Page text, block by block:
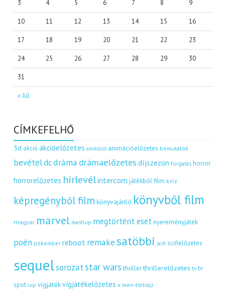
« Júl
3 4 5 6 7 8 9
10 11 12 13 14 15 16
17 18 19 20 21 22 23
24 25 26 27 28 29 30
31
CÍMKEFELHŐ
3d akció akcióelőzetes animáció animációelőzetes bemutatók
bevételdcdráma drámaelőzetes díjszezon forgatás horror
horrorelőzetes hírlevélintercom játékból film kvíz
képregényből film könyvajánló könyvből film
magyar marvel mashup megtörtént eset nyereményjáték
poén pókember reboot remakesatöbbi scifi scifielőzetes
sequelsorozatstar wars thriller thrillerelőzetes tv tv
spot uip vígjátékvígjátékelőzetes x men életrajz